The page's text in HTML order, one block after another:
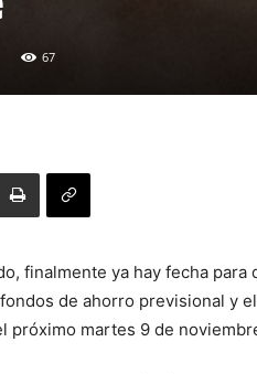
67
finalmente ya hay fecha para
de ahorro previsional y
próximo martes 9 de